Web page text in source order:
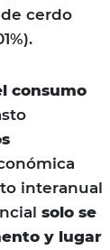
cerdo
consumo
interanual
solo se
y lugar